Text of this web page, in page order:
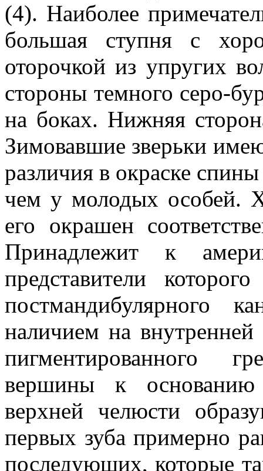
(4). Наиболее
большая ступня с
оторочкой из упругих
стороны темного серо-
на боках. Нижняя
Зимовавшие зверьки
различия в окраске
чем у молодых особей.
его окрашен
Принадлежит к
представители
постмандибулярного
наличием на
пигментированного
вершины к
верхней челюсти
первых зуба примерно
последующих, которые